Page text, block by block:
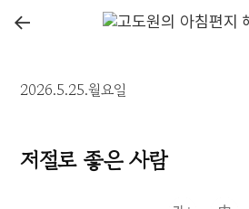
←
2026.5.25.월요일
저절로 좋은 사람